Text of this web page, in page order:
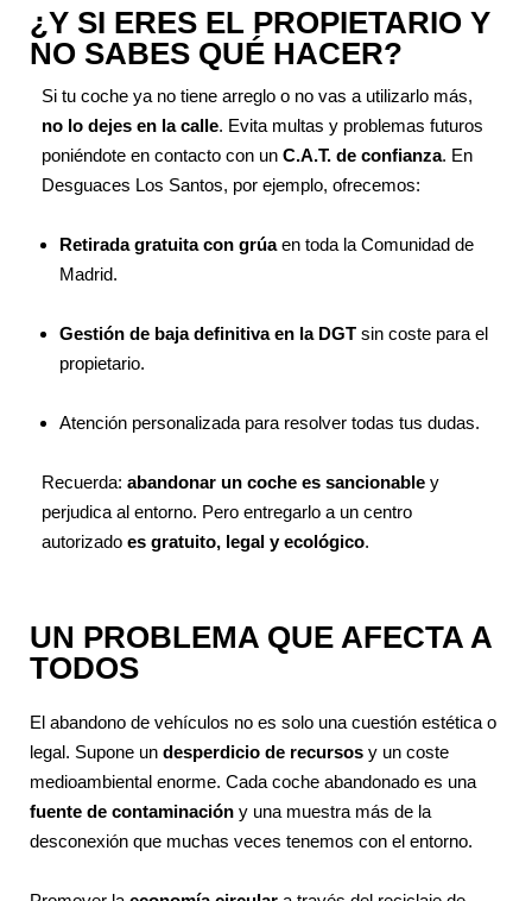
¿Y SI ERES EL PROPIETARIO Y
NO SABES QUÉ HACER?
Si tu coche ya no tiene arreglo o no vas a utilizarlo más,
no lo dejes en la calle. Evita multas y problemas futuros
poniéndote en contacto con un C.A.T. de confianza. En
Desguaces Los Santos, por ejemplo, ofrecemos:
Retirada gratuita con grúaen toda la Comunidad de
Madrid.
Gestión de baja definitiva en la DGT sin coste para el
propietario.
Atención personalizada para resolver todas tus dudas.
Recuerda: abandonar un coche es sancionable y
perjudica al entorno. Pero entregarlo a un centro
autorizado es gratuito, legal y ecológico.
UN PROBLEMA QUE AFECTA A
TODOS
El abandono de vehículos no es solo una cuestión estética o
legal. Supone un desperdicio de recursos y un coste
medioambiental enorme. Cada coche abandonado es una
fuente de contaminación y una muestra más de la
desconexión que muchas veces tenemos con el entorno.